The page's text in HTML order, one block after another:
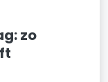
zo